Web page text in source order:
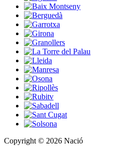
Copyright © 2026 Nació